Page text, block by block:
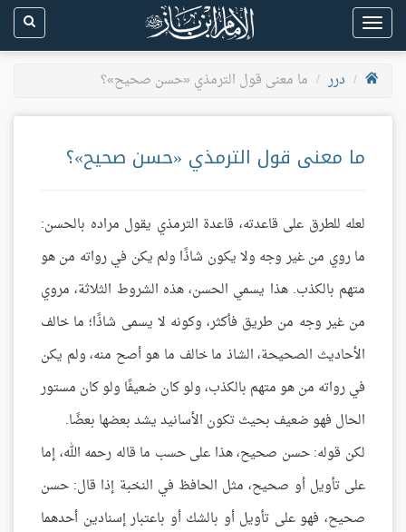
Toggle
navigation
درر
ما معنى قول الترمذي «حسن صحيح»؟
ما معنى قول الترمذي «حسن صحيح»؟
لعله للطرق على قاعدته، قاعدة الترمذي يقول مراده بالحسن:
ما روي من غير وجه ولا يكون شاذًا ولم يكن في رواته من هو
متهم بالكذب. هذا يسمي الحسن، هذه الشروط الثلاثة، مروي
من غير وجه من طريق فأكثر، وكونه لا يسمى شاذًا؛ ما خالف
الأحاديث الصحيحة، الشاذ ما خالف ما هو أصح منه، ولم يكن
في رواته من هو متهم بالكذب، ولو كان ضعيفًا ولو كان مستور
الحال فهو ضعيف بحيث تكون الأسانيد يشد بعضها بعضًا.
لكن قوله: حسن صحيح، هذا على حسب ما قاله رحمه الله، إما
على تأويل أو صحيح، مثل الحافظ في النخبة إذا قال: حسن
صحيح، فهو على تأويل أو بالشك أو باعتبار إسنادين أحدهما